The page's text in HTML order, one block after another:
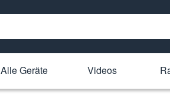
Alle Geräte Videos